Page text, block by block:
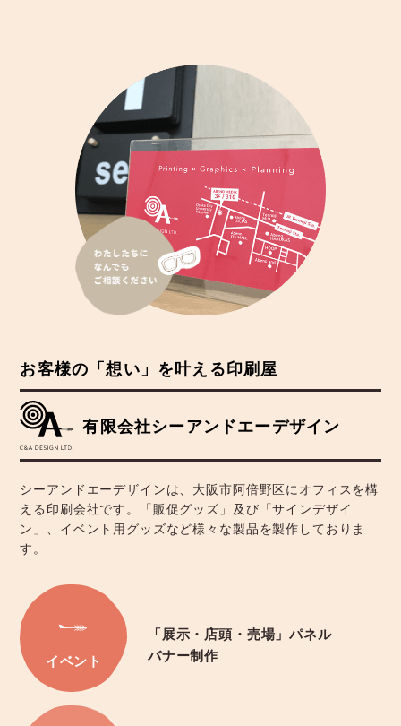
お客様の「想い」を叶える印刷屋
有限会社シーアンドエーデザイン
シーアンドエーデザインは、大阪市阿倍野区にオフィスを構
える印刷会社です。「販促グッズ」及び「サインデザイ
ン」、イベント用グッズなど様々な製品を製作しておりま
す。
イベント
「展示・店頭・売場」パネル
バナー制作